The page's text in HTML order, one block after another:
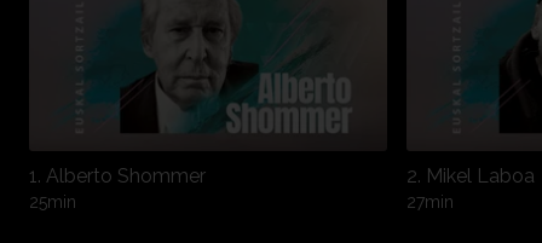
1. Alberto Shommer
25min
2. Mikel Laboa
27min